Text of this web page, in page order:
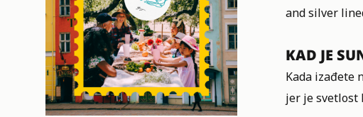
and silver
KAD JE
Kada izađete
jer je svetlost